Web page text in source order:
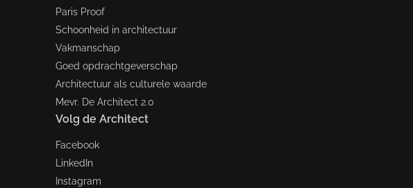
Paris Proof
Schoonheid in architectuur
Vakmanschap
Goed opdrachtgeverschap
Architectuur als culturele waarde
Mevr. De Architect 2.0
Volg de Architect
Facebook
LinkedIn
Instagram